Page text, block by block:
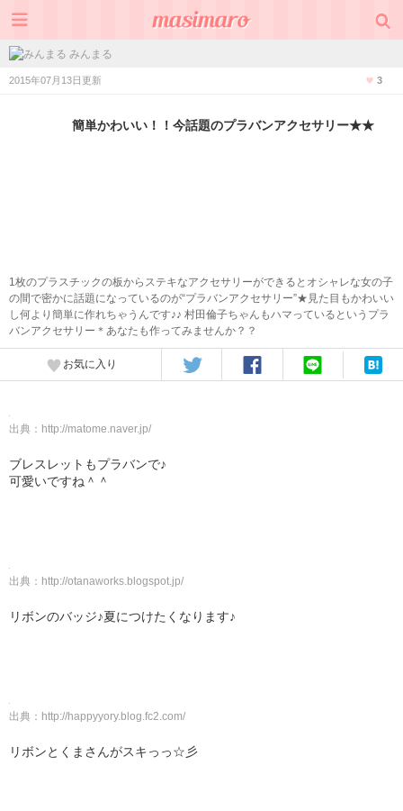
みんまる
2015年07月13日更新 3
簡単かわいい！！今話題のプラバンアクセサリー★★
1枚のプラスチックの板からステキなアクセサリーができるとオシャレな女の子
の間で密かに話題になっているのが“プラバンアクセサリー”★見た目もかわいい
し何より簡単に作れちゃうんです♪♪ 村田倫子ちゃんもハマっているというプラ
バンアクセサリー＊あなたも作ってみませんか？？
お気に入り
出典： http://matome.naver.jp/
ブレスレットもプラバンで♪
可愛いですね＾＾
出典： http://otanaworks.blogspot.jp/
リボンのバッジ♪夏につけたくなります♪
出典： http://happyyory.blog.fc2.com/
リボンとくまさんがスキっっ☆彡